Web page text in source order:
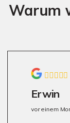
Warum
Erwin
vor einem